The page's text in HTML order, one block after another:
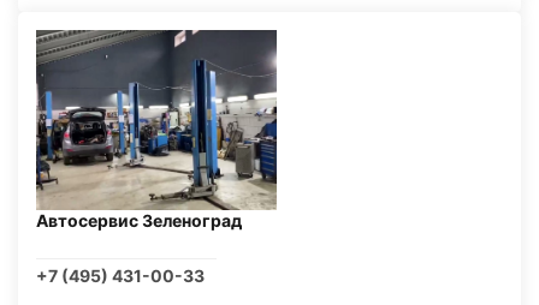
Автосервис Зеленоград
+7 (495) 431-00-33